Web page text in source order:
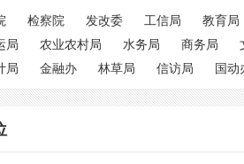
检察院 发改委 工信局 教育局
局 农业农村局 水务局 商务局
局 金融办 林草局 信访局 国动